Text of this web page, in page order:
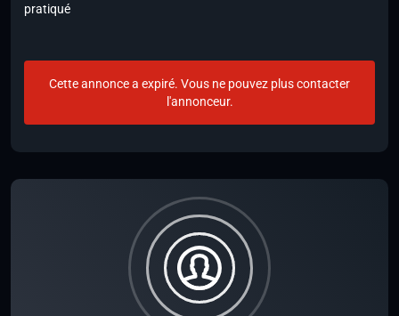
pratiqué
Cette annonce a expiré. Vous ne pouvez plus contacter
l'annonceur.